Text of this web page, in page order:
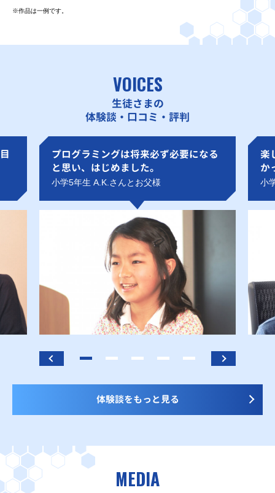
※作品は一例です。
VOICES
生徒さまの
体験談・口コミ・評判
プログラミングは将来必ず必要になる
と思い、はじめました。
小学5年生 A.K.さんとお父様
楽
か
小
体験談をもっと見る
MEDIA